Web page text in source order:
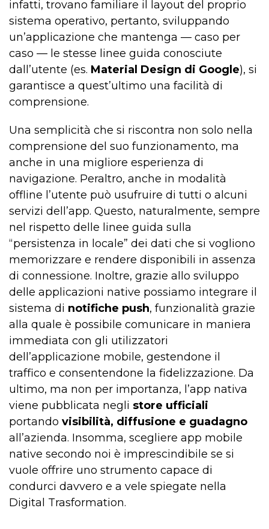
infatti, trovano familiare il layout del proprio
sistema operativo, pertanto, sviluppando
un’applicazione che mantenga — caso per
caso — le stesse linee guida conosciute
dall’utente (es. Material Design di Google), si
garantisce a quest’ultimo una facilità di
comprensione.
Una semplicità che si riscontra non solo nella
comprensione del suo funzionamento, ma
anche in una migliore esperienza di
navigazione. Peraltro, anche in modalità
offline l’utente può usufruire di tutti o alcuni
servizi dell’app. Questo, naturalmente, sempre
nel rispetto delle linee guida sulla
“persistenza in locale” dei dati che si vogliono
memorizzare e rendere disponibili in assenza
di connessione. Inoltre, grazie allo sviluppo
delle applicazioni native possiamo integrare il
sistema di notifiche push, funzionalità grazie
alla quale è possibile comunicare in maniera
immediata con gli utilizzatori
dell’applicazione mobile, gestendone il
traffico e consentendone la fidelizzazione. Da
ultimo, ma non per importanza, l’app nativa
viene pubblicata negli store ufficiali
portando visibilità, diffusione e guadagno
all’azienda. Insomma, scegliere app mobile
native secondo noi è imprescindibile se si
vuole offrire uno strumento capace di
condurci davvero e a vele spiegate nella
Digital Trasformation.